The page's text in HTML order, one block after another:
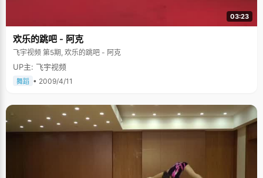
03:23
欢乐的跳吧 - 阿克
飞宇视频 第5期, 欢乐的跳吧 - 阿克
UP主: 飞宇视频
舞蹈 • 2009/4/11